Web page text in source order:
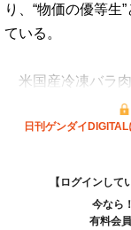
り、“物価の優等生
ている。
米国産冷凍バラ
日刊ゲンダイDIGITAL
【ログインして
今なら！
有料会